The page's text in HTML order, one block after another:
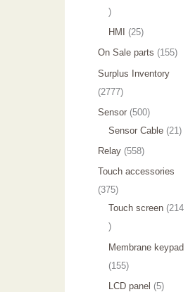
3
3
个
HMI 252
5
On Sale parts 1551
产
Surplus Inventory
27772
7
7
Sensor 5005
0
Sensor Cable 21 2
品
Relay 5585
5
个
Touch accessories
3753
7
个
产
品
Touch screen 214
2
1
4
个
Membrane keypad
1551
5
LCD panel 55